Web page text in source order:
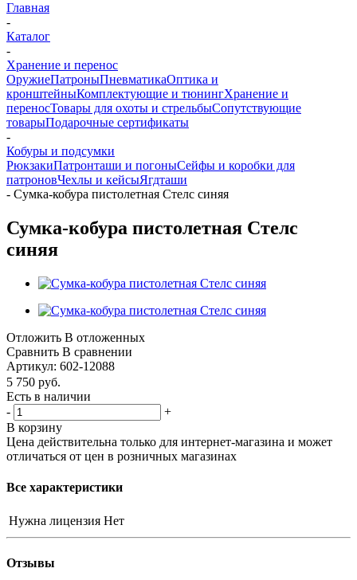
Главная
-
Каталог
-
Хранение и перенос
ОружиеПатроныПневматикаОптика и
кронштейныКомплектующие и тюнингХранение и
переносТовары для охоты и стрельбыСопутствующие
товарыПодарочные сертификаты
-
Кобуры и подсумки
РюкзакиПатронташи и погоныСейфы и коробки для
патроновЧехлы и кейсыЯгдташи
- Сумка-кобура пистолетная Стелс синяя
Сумка-кобура пистолетная Стелс
синяя
Отложить В отложенных
Сравнить В сравнении
Артикул: 602-12088
5 750 руб.
Есть в наличии
-
+
В корзину
Цена действительна только для интернет-магазина и может
отличаться от цен в розничных магазинах
Все характеристики
Нужна лицензия Нет
Отзывы